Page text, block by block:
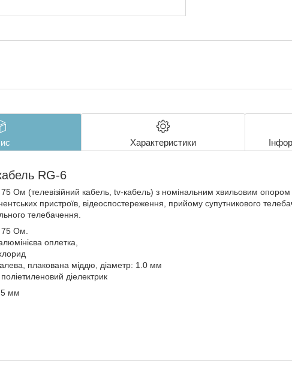
Характеристики
RG-6
75 Ом (телевізійний кабель, tv-кабель) з номінальним хвильовим
пристроїв, відеоспостереження, прийому супутникового
телебачення.
75 Ом.
оплетка,
плакована міддю, діаметр: 1.0 мм
діелектрик
мм